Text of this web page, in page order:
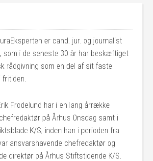
er cand. jur. og journalist
som i de seneste 30 år har beskæftiget
rådgivning som en del af sit faste
fritiden.
Frodelund har i en lang årrække
på Århus Onsdag samt i
K/S, inden han i perioden fra
ansvarshavende chefredaktør og
direktør på Århus Stiftstidende K/S.